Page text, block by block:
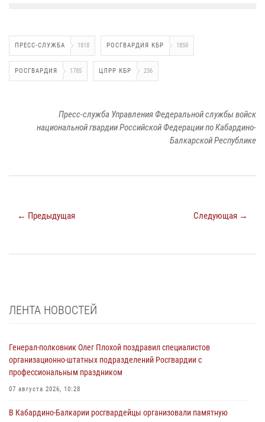
ПРЕСС-СЛУЖБА 1818 РОСГВАРДИЯ КБР 1859
РОСГВАРДИЯ 1785 ЦЛРР КБР 236
Пресс-служба Управления Федеральной службы войск
национальной гвардии Российской Федерации по Кабардино-
Балкарской Республике
← Предыдущая Следующая →
ЛЕНТА НОВОСТЕЙ
Генерал-полковник Олег Плохой поздравил специалистов
организационно-штатных подразделений Росгвардии с
профессиональным праздником
07 августа 2026, 10:28
В Кабардино-Балкарии росгвардейцы организовали памятную